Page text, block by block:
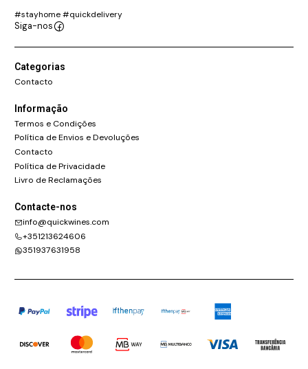
#stayhome #quickdelivery
Siga-nos
Categorias
Contacto
Informação
Termos e Condições
Política de Envios e Devoluções
Contacto
Política de Privacidade
Livro de Reclamações
Contacte-nos
info@quickwines.com
+351213624606
351937631958